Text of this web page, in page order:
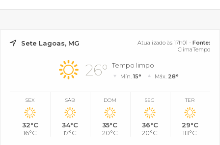
Sete Lagoas, MG Atualizado às 17h01 - Fonte:
ClimaTempo
26° Tempo limpo
Mín.15° Máx. 28°
SEX
32°C
16°C
SÁB
34°C
17°C
DOM
35°C
20°C
SEG
36°C
20°C
TER
29°C
18°C